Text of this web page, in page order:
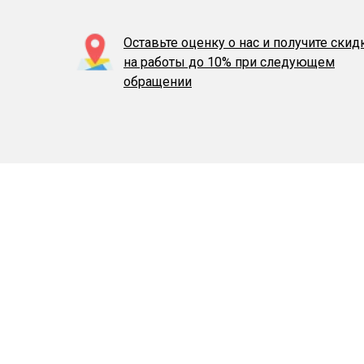
Оставьте оценку о нас и получите
на работы до 10% при следующем
обращении